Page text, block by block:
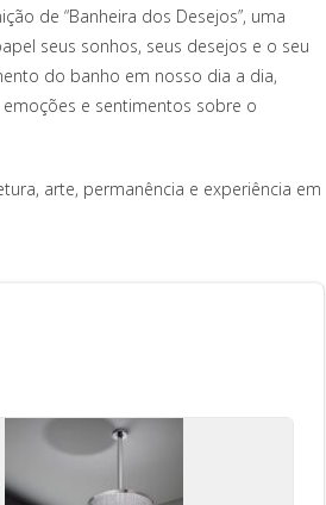
de “Banheira dos Desejos”, uma
seus sonhos, seus desejos e o seu
do banho em nosso dia a dia,
e sentimentos sobre o
arte, permanência e experiência em